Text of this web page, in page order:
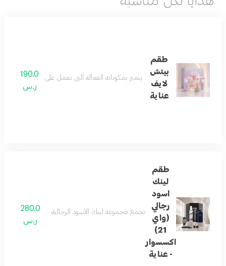
طقم
بيتش
لايف
عناية
يتميز بمكوناته الفعالة التي تعمل على ترطيب الجسم
190.0
ر.س
طقم
لينك
اسود
رجالي
(واي
21)
اكسسوار
- عناية
تجمع مجموعة لينك الأسود الرجالية بين الأناقة
280.0
ر.س